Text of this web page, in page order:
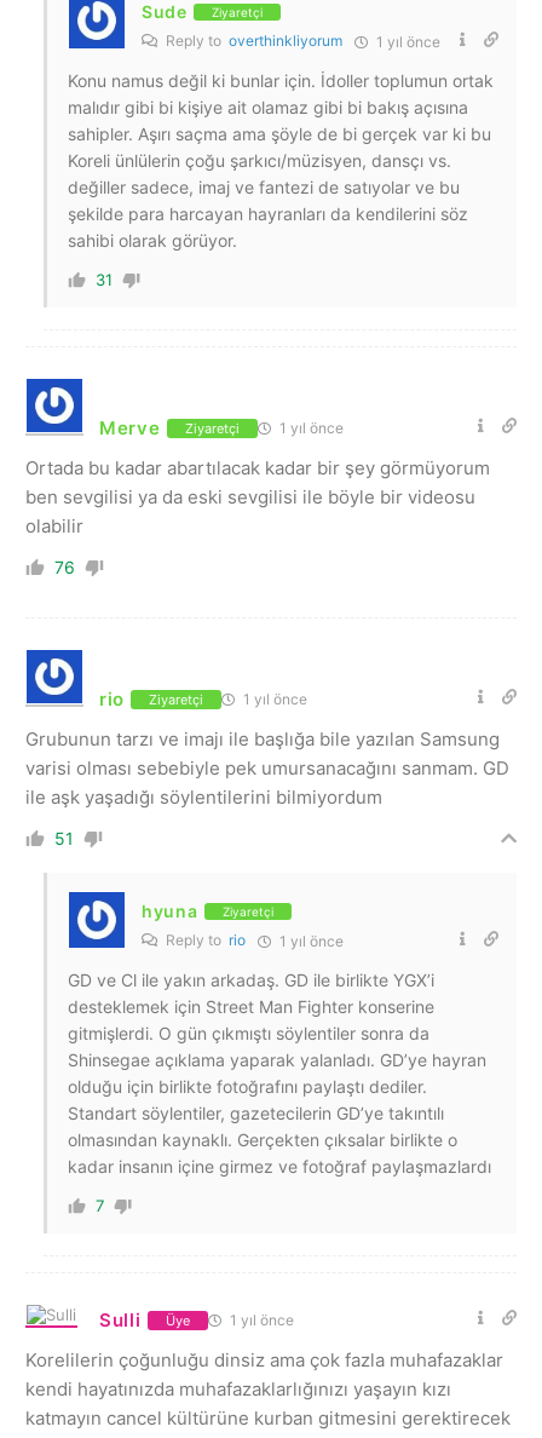
Sude Ziyaretçi
Reply to overthinkliyorum 1 yıl önce
Konu namus değil ki bunlar için. İdoller toplumun ortak
malıdır gibi bi kişiye ait olamaz gibi bi bakış açısına
sahipler. Aşırı saçma ama şöyle de bi gerçek var ki bu
Koreli ünlülerin çoğu şarkıcı/müzisyen, dansçı vs.
değiller sadece, imaj ve fantezi de satıyolar ve bu
şekilde para harcayan hayranları da kendilerini söz
sahibi olarak görüyor.
31
Merve Ziyaretçi 1 yıl önce
Ortada bu kadar abartılacak kadar bir şey görmüyorum
ben sevgilisi ya da eski sevgilisi ile böyle bir videosu
olabilir
76
rio Ziyaretçi 1 yıl önce
Grubunun tarzı ve imajı ile başlığa bile yazılan Samsung
varisi olması sebebiyle pek umursanacağını sanmam. GD
ile aşk yaşadığı söylentilerini bilmiyordum
51
hyuna Ziyaretçi
Reply to rio 1 yıl önce
GD ve Cl ile yakın arkadaş. GD ile birlikte YGX’i
desteklemek için Street Man Fighter konserine
gitmişlerdi. O gün çıkmıştı söylentiler sonra da
Shinsegae açıklama yaparak yalanladı. GD’ye hayran
olduğu için birlikte fotoğrafını paylaştı dediler.
Standart söylentiler, gazetecilerin GD’ye takıntılı
olmasından kaynaklı. Gerçekten çıksalar birlikte o
kadar insanın içine girmez ve fotoğraf paylaşmazlardı
7
Sulli Üye 1 yıl önce
Korelilerin çoğunluğu dinsiz ama çok fazla muhafazaklar
kendi hayatınızda muhafazaklarlığınızı yaşayın kızı
katmayın cancel kültürüne kurban gitmesini gerektirecek